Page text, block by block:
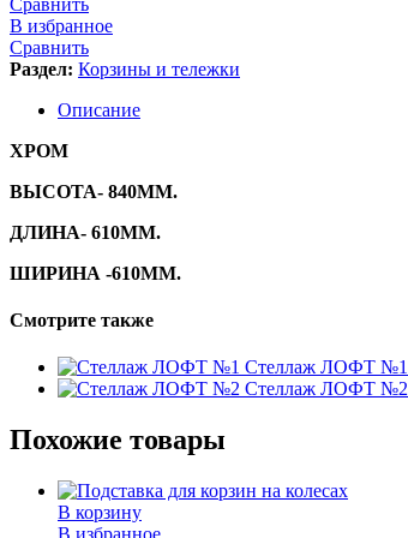
В избранное
Сравнить
Раздел: Корзины и тележки
Описание
ХРОМ
ВЫСОТА- 840ММ.
ДЛИНА- 610ММ.
ШИРИНА -610ММ.
Смотрите также
Стеллаж ЛОФТ №1
Стеллаж ЛОФТ №2
Похожие товары
В корзину